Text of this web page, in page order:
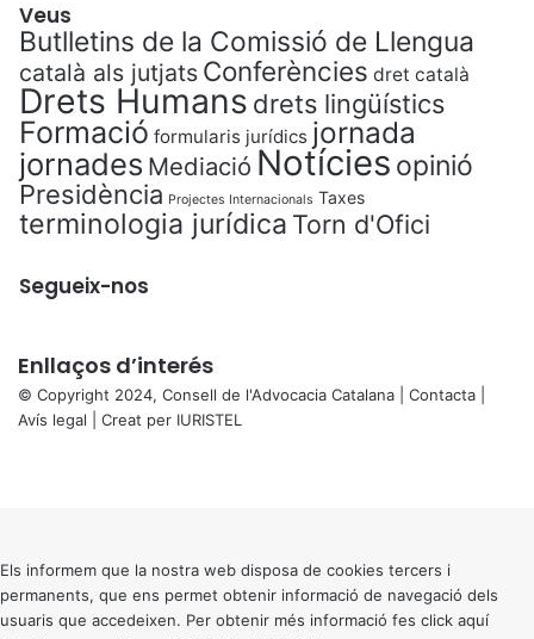
Veus
Butlletins de la Comissió de Llengua
català als jutjats Conferències dret català
Drets Humans drets lingüístics
Formació formularis jurídics jornada
jornades Mediació Notícies opinió
Presidència Projectes Internacionals Taxes
terminologia jurídica Torn d'Ofici
Segueix-nos
Enllaços d’interés
© Copyright 2024, Consell de l'Advocacia Catalana | Contacta
Avís legal | Creat per IURISTEL
button
Els informem que la nostra web disposa de cookies tercers i
permanents, que ens permet obtenir informació de navegació dels
usuaris que accedeixen. Per obtenir més informació fes click aquí